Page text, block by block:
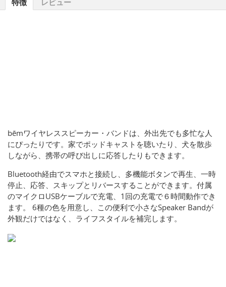
特徴 レビュー
bēmワイヤレススピーカー・バンドは、外出先でも多忙な人
にぴったりです。家でポッドキャストを聴いたり、犬を散歩
しながら、携帯の呼び出しに応答したりもできます。
Bluetooth経由でスマホと接続し、多機能ボタンで再生、一時
停止、応答、スキップとリバースすることができます。付属
のマイクロUSBケーブルで充電、1回の充電で６時間動作でき
ます。 6種の色を用意し、この便利で小さなSpeaker Bandが
外観だけではなく、ライフスタイルを補完します。